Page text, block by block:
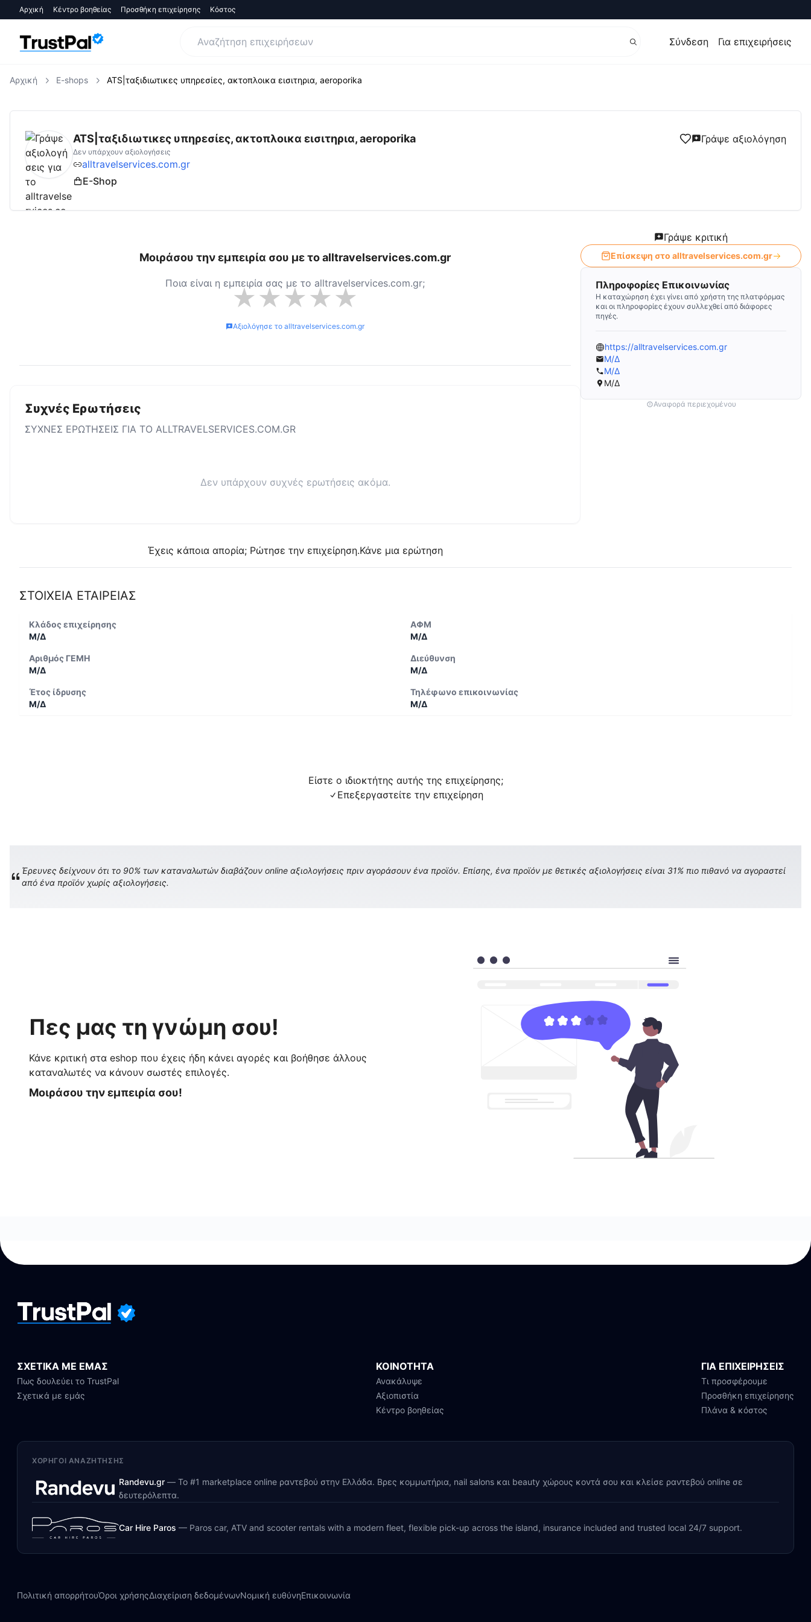
Αρχική Κέντρο βοηθείας Προσθήκη επιχείρησης Κόστος
Σύνδεση Για επιχειρήσεις
Αρχική E-shops ATS|ταξιδιωτικες υπηρεσίες, ακτοπλοικα εισιτηρια, aeroporika
alltravelservices.com.grΑξιολογήσεις | Δες Αξιολογήσεις και Κριτικές για ATS|ταξιδιωτικες υπηρεσίες, ακτοπλοικα εισιτηρια, aeroporika
ATS|ταξιδιωτικες υπηρεσίες, ακτοπλοικα εισιτηρια, aeroporika Γράψε αξιολόγηση
Δεν υπάρχουν αξιολογήσεις
alltravelservices.com.gr
E-Shop
Μοιράσου την εμπειρία σου με τοalltravelservices.com.gr
Ποια είναι η εμπειρία σας με το alltravelservices.com.gr;
★★★★★
Αξιολόγησε το alltravelservices.com.gr
Συχνές Ερωτήσεις
ΣΥΧΝΕΣ ΕΡΩΤΗΣΕΙΣ ΓΙΑ ΤΟ ALLTRAVELSERVICES.COM.GR
Δεν υπάρχουν συχνές ερωτήσεις ακόμα.
Έχεις κάποια απορία; Ρώτησε την επιχείρηση.Κάνε μια ερώτηση
Γράψε κριτική
Επίσκεψη στο alltravelservices.com.gr
Πληροφορίες Επικοινωνίας
Η καταχώρηση έχει γίνει από χρήστη της πλατφόρμας
και οι πληροφορίες έχουν συλλεχθεί από διάφορες
πηγές.
https://alltravelservices.com.gr
Μ/Δ
Μ/Δ
Μ/Δ
Αναφορά περιεχομένου
ΣΤΟΙΧΕΙΑ ΕΤΑΙΡΕΙΑΣ
Κλάδος επιχείρησης
Μ/Δ
ΑΦΜ
Μ/Δ
Αριθμός ΓΕΜΗ
Μ/Δ
Διεύθυνση
Μ/Δ
Έτος ίδρυσης
Μ/Δ
Τηλέφωνο επικοινωνίας
Μ/Δ
Είστε ο ιδιοκτήτης αυτής της επιχείρησης;
Επεξεργαστείτε την επιχείρηση
Έρευνες δείχνουν ότι το 90% των καταναλωτών διαβάζουν online αξιολογήσεις πριν αγοράσουν ένα προϊόν. Επίσης, ένα προϊόν με θετικές αξιολογήσεις είναι 31% πιο πιθανό να αγοραστεί
από ένα προϊόν χωρίς αξιολογήσεις.
Πες μας τη γνώμη σου!
Κάνε κριτική στα eshop που έχεις ήδη κάνει αγορές και βοήθησε άλλους
καταναλωτές να κάνουν σωστές επιλογές.
Μοιράσου την εμπειρία σου!
ΣΧΕΤΙΚΑ ΜΕ ΕΜΑΣ
Πως δουλεύει το TrustPal
Σχετικά με εμάς
ΚΟΙΝΟΤΗΤΑ
Ανακάλυψε
Αξιοπιστία
Κέντρο βοηθείας
ΓΙΑ ΕΠΙΧΕΙΡΗΣΕΙΣ
Τι προσφέρουμε
Προσθήκη επιχείρησης
Πλάνα & κόστος
ΧΟΡΗΓΟΊ ΑΝΑΖΉΤΗΣΗΣ
Randevu.gr — Το #1 marketplace online ραντεβού στην Ελλάδα. Βρες κομμωτήρια, nail salons και beauty χώρους κοντά σου και κλείσε ραντεβού online σε
δευτερόλεπτα.
Car Hire Paros — Paros car, ATV and scooter rentals with a modern fleet, flexible pick-up across the island, insurance included and trusted local 24/7 support.
Πολιτική απορρήτουΌροι χρήσηςΔιαχείριση δεδομένωνΝομική ευθύνηΕπικοινωνία